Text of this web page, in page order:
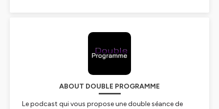
ABOUT DOUBLE PROGRAMME
Le podcast qui vous propose une double séance de